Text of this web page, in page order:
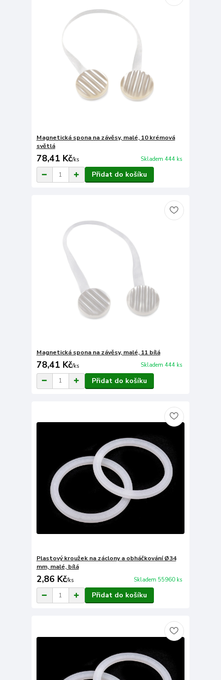
Magnetická spona na závěsy, malé, 10 krémová
světlá
78,41 Kč/ks Skladem 444 ks
Přidat do košíku
Magnetická spona na závěsy, malé, 11 bílá
78,41 Kč/ks Skladem 444 ks
Přidat do košíku
Plastový kroužek na záclony a obháčkování Ø34
mm, malé, bílá
2,86 Kč/ks Skladem 55960 ks
Přidat do košíku